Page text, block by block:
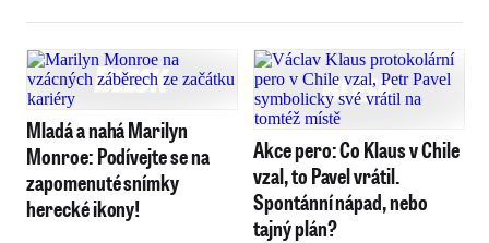
Mladá a nahá Marilyn
Monroe: Podívejte se na
zapomenuté snímky
herecké ikony!
Akce pero: Co Klaus v Chile
vzal, to Pavel vrátil.
Spontánní nápad, nebo
tajný plán?